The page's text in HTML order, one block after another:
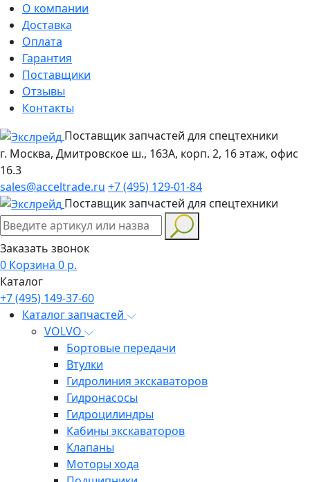
О компании
Доставка
Оплата
Гарантия
Поставщики
Отзывы
Контакты
Поставщик запчастей для спецтехники
г. Москва, Дмитровское ш., 163А, корп. 2, 16 этаж, офис
16.3
sales@acceltrade.ru +7 (495) 129-01-84
Поставщик запчастей для спецтехники
Заказать звонок
0 Корзина 0 р.
Каталог
+7 (495) 149-37-60
Каталог запчастей
VOLVO
Бортовые передачи
Втулки
Гидролиния экскаваторов
Гидронасосы
Гидроцилиндры
Кабины экскаваторов
Клапаны
Моторы хода